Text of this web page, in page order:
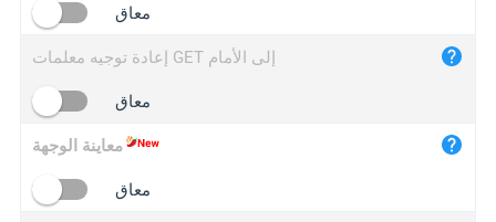
معاق
إعادة توجيه معلمات GET إلى الأمام
معاق
معاينة الوجهة
معاق